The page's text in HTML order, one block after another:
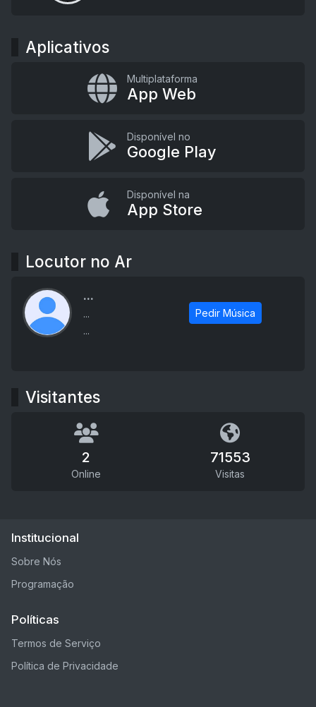
Aplicativos
Multiplataforma
App Web
Disponível no
Google Play
Disponível na
App Store
Locutor no Ar
...
...
...
Pedir Música
Visitantes
2
Online
71553
Visitas
Institucional
Sobre Nós
Programação
Políticas
Termos de Serviço
Política de Privacidade